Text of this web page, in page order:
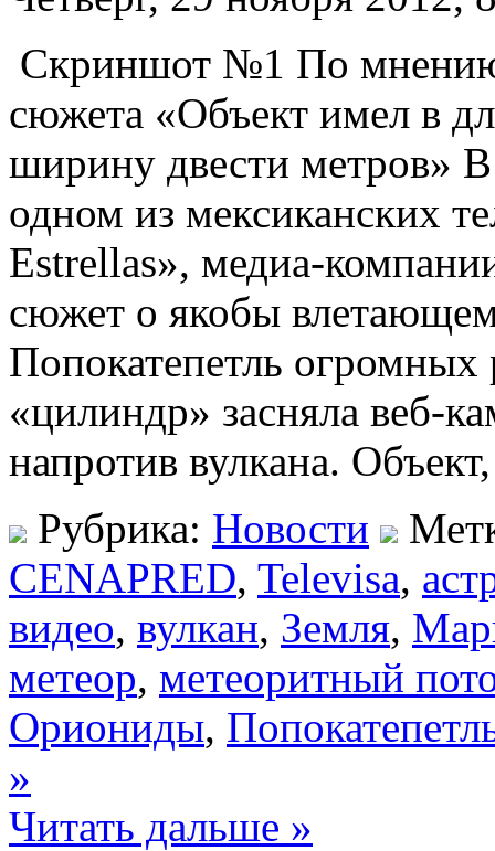
Скриншот №1 По мнению
сюжета «Объект имел в
ширину двести метров» В
одном из мексиканских
Estrellas», медиа-
сюжет о якобы
Попокатепетль
«цилиндр» засняла веб-
напротив вулкана.
Рубрика: Новости
CENAPRED, Televisa,
видео, вулкан, Земля,
метеор, метеоритный
Ориониды,
»
Читать дальше »